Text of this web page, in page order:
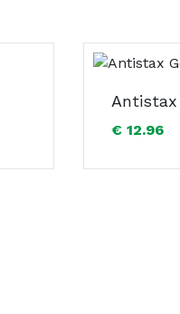
€ 12.96